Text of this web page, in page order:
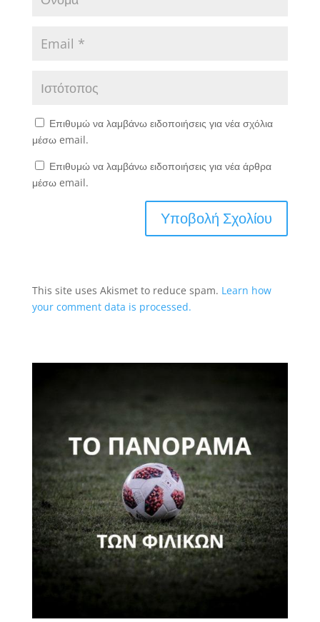
Επιθυμώ να λαμβάνω ειδοποιήσεις για νέα σχόλια
μέσω email.
Επιθυμώ να λαμβάνω ειδοποιήσεις για νέα άρθρα
μέσω email.
This site uses Akismet to reduce spam. Learn how
your comment data is processed.